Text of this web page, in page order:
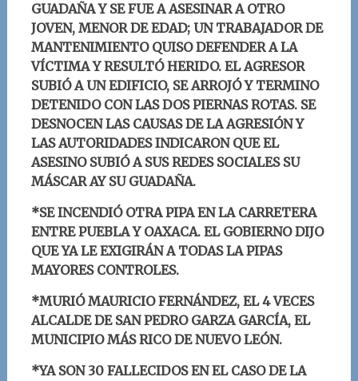
GUADAÑA Y SE FUE A ASESINAR A OTRO
JOVEN, MENOR DE EDAD; UN TRABAJADOR DE
MANTENIMIENTO QUISO DEFENDER A LA
VÍCTIMA Y RESULTÓ HERIDO. EL AGRESOR
SUBIÓ A UN EDIFICIO, SE ARROJÓ Y TERMINO
DETENIDO CON LAS DOS PIERNAS ROTAS. SE
DESNOCEN LAS CAUSAS DE LA AGRESIÓN Y
LAS AUTORIDADES INDICARON QUE EL
ASESINO SUBIÓ A SUS REDES SOCIALES SU
MÁSCAR AY SU GUADAÑA.
*SE INCENDIÓ OTRA PIPA EN LA CARRETERA
ENTRE PUEBLA Y OAXACA. EL GOBIERNO DIJO
QUE YA LE EXIGIRÁN A TODAS LA PIPAS
MAYORES CONTROLES.
*MURIÓ MAURICIO FERNÁNDEZ, EL 4 VECES
ALCALDE DE SAN PEDRO GARZA GARCÍA, EL
MUNICIPIO MÁS RICO DE NUEVO LEÓN.
*YA SON 30 FALLECIDOS EN EL CASO DE LA